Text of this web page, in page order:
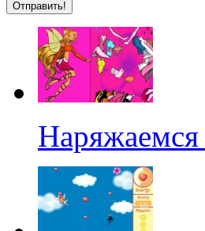
Наряжаемся